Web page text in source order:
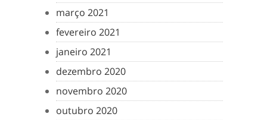
março 2021
fevereiro 2021
janeiro 2021
dezembro 2020
novembro 2020
outubro 2020